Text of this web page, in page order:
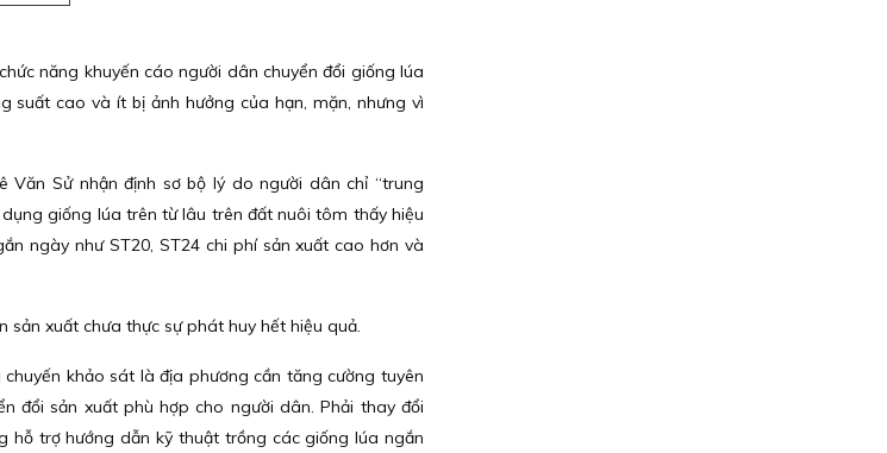
năng khuyến cáo người dân chuyển đổi giống lúa
suất cao và ít bị ảnh hưởng của hạn, mặn, nhưng vì
Sử nhận định sơ bộ lý do người dân chỉ “trung
giống lúa trên từ lâu trên đất nuôi tôm thấy hiệu
ngày như ST20, ST24 chi phí sản xuất cao hơn và
xuất chưa thực sự phát huy hết hiệu quả.
khảo sát là địa phương cần tăng cường tuyên
đổi sản xuất phù hợp cho người dân. Phải thay đổi
hỗ trợ hướng dẫn kỹ thuật trồng các giống lúa ngắn